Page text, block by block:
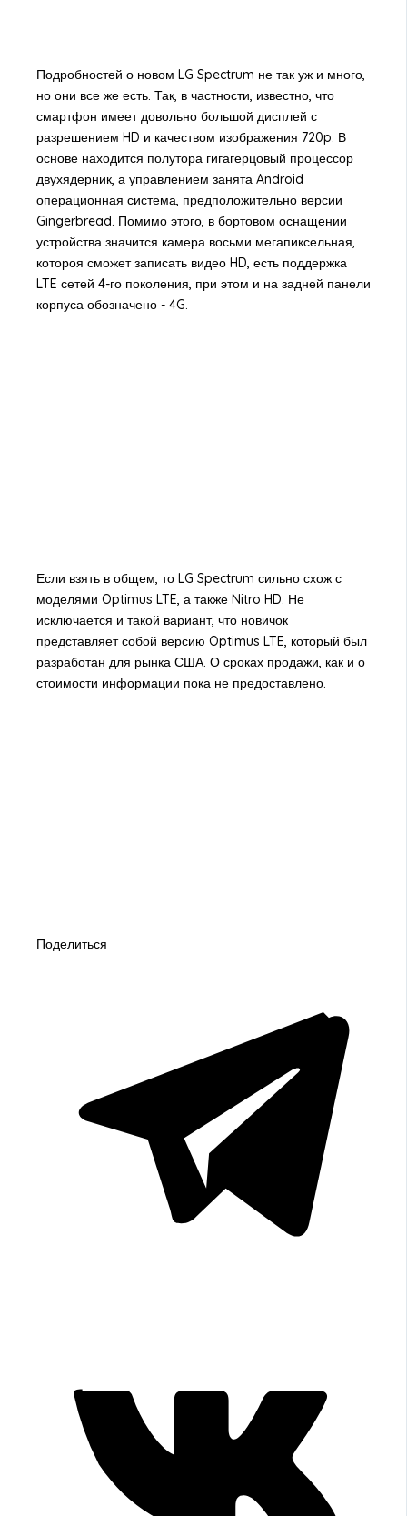
Подробностей о новом LG Spectrum не так уж и много,
но они все же есть. Так, в частности, известно, что
смартфон имеет довольно большой дисплей с
разрешением HD и качеством изображения 720p. В
основе находится полутора гигагерцовый процессор
двухядерник, а управлением занята Android
операционная система, предположительно версии
Gingerbread. Помимо этого, в бортовом оснащении
устройства значится камера восьми мегапиксельная,
котороя сможет записать видео HD, есть поддержка
LTE сетей 4-го поколения, при этом и на задней панели
корпуса обозначено - 4G.
Если взять в общем, то LG Spectrum сильно схож с
моделями Optimus LTE, а также Nitro HD. Не
исключается и такой вариант, что новичок
представляет собой версию Optimus LTE, который был
разработан для рынка США. О сроках продажи, как и о
стоимости информации пока не предоставлено.
Поделиться